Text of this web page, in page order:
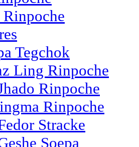
Tegchok
Ling Rinpoche
Rinpoche
Rinpoche
Stracke
Soepa